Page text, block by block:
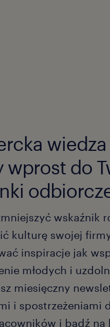
wprost do
wskaźnik
kulturę swojej
inspiracje jak
młodych i
miesięczny
i spostrzeżeniami
i bądź na